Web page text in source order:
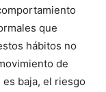
que
hábitos no
de
baja, el riesgo